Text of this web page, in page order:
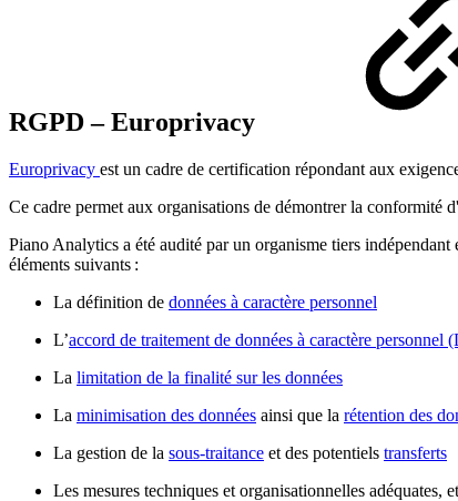
RGPD – Europrivacy
Europrivacy est un cadre de certification répondant aux
Ce cadre permet aux organisations de démontrer la conformité
Piano Analytics a été audité par un organisme tiers
éléments suivants :
La définition de données à caractère personnel
L’accord de traitement de données à caractère personnel
La limitation de la finalité sur les données
La minimisation des données ainsi que la rétention des
La gestion de la sous-traitance et des potentiels transferts
Les mesures techniques et organisationnelles adéquates,